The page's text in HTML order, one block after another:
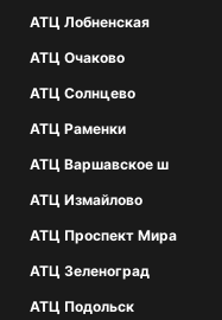
АТЦ Лобненская
АТЦ Очаково
АТЦ Солнцево
АТЦ Раменки
АТЦ Варшавское ш
АТЦ Измайлово
АТЦ Проспект Мира
АТЦ Зеленоград
АТЦ Подольск